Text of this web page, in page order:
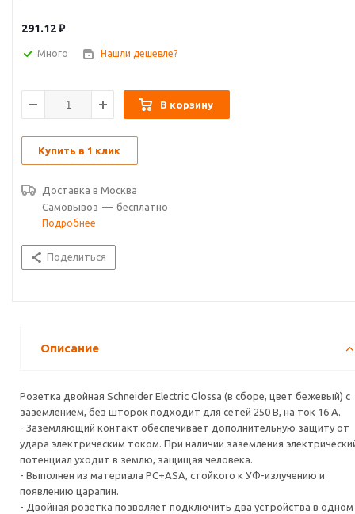
- Двойная розетка позволяет подключить два устройства в
291.12₽
Много Нашли дешевле?
В корзину
Купить в 1 клик
Доставка в Москва
Самовывоз — бесплатно
Подробнее
Поделиться
Описание
Розетка двойная Schneider Electric Glossa (в сборе, цвет бежевый) с
заземлением, без шторок подходит для сетей 250 В, на ток 16 А.
- Заземляющий контакт обеспечивает дополнительную защиту от
удара электрическим током. При наличии заземления
потенциал уходит в землю, защищая человека.
- Выполнен из материала PС+ASA, стойкого к УФ-излучению и
появлению царапин.
- Двойная розетка позволяет подключить два устройства в одном